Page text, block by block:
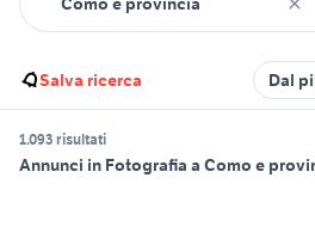
Salva ricerca Dal
1.093 risultati
Annunci in Fotografia a Como e